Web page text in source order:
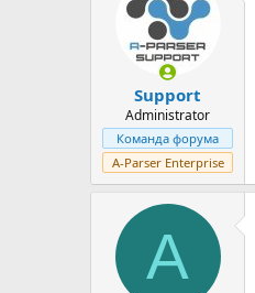
Support
Administrator
Команда форума
A-Parser Enterprise
A